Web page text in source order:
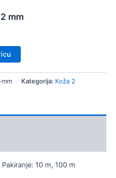
mm
Kategorija: Koža 2
10 m, 100 m